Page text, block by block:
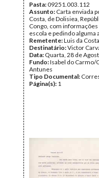
Pasta:09251.003.112
Assunto: Carta enviada
Costa, de Dolisiea,
Congo, com
escola e pedindo alguma
Remetente:Luis da Costa
Destinatário:Victor
Data: Quarta, 28 de
Fundo:Isabel do Carmo/
Antunes
Tipo Documental:
Página(s): 1